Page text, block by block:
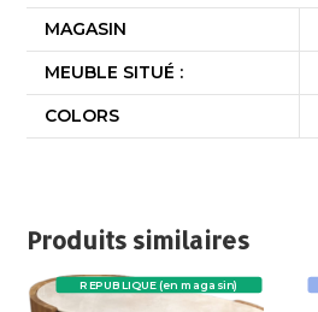
MAGASIN
MEUBLE SITUÉ :
COLORS
Produits similaires
REPUBLIQUE (en magasin)